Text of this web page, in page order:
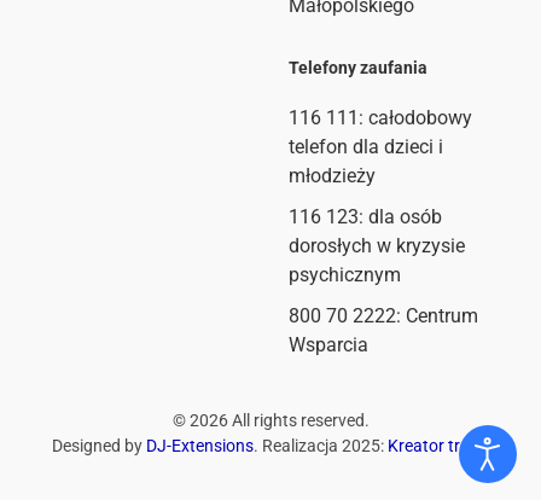
Małopolskiego
Telefony zaufania
116 111 : całodobowy
telefon dla dzieci i
młodzieży
116 123: dla osób
dorosłych w kryzysie
psychicznym
800 70 2222: Centrum
Wsparcia
©2026All rights reserved.
Designed by DJ-Extensions. Realizacja 2025: Kreator treści